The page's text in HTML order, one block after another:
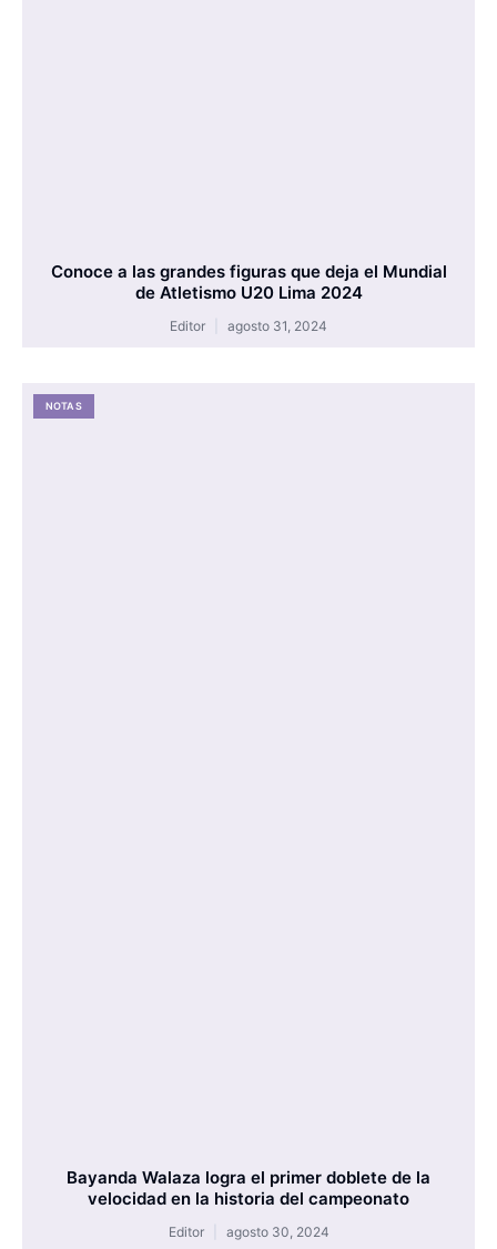
Conoce a las grandes figuras que deja el Mundial
de Atletismo U20 Lima 2024
Editor agosto 31, 2024
NOTAS
Bayanda Walaza logra el primer doblete de la
velocidad en la historia del campeonato
Editor agosto 30, 2024